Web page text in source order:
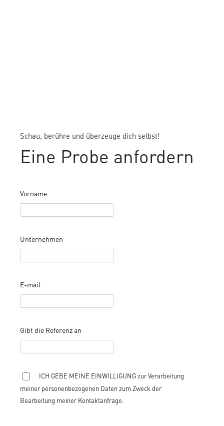
Schau, berühre und überzeuge dich selbst!
Eine Probe anfordern
Vorname
Unternehmen
E-mail
Gibt die Referenz an
ICH GEBE MEINE EINWILLIGUNG zur Verarbeitung
meiner personenbezogenen Daten zum Zweck der
Bearbeitung meiner Kontaktanfrage.